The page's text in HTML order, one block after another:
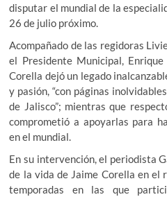
disputar el mundial de la
26 de julio próximo.
Acompañado de las regidoras
el Presidente Municipal,
Corella dejó un legado
y pasión, “con páginas
de Jalisco”; mientras que
comprometió a apoyarlas para
en el mundial.
En su intervención, el periodista
de la vida de Jaime Corella en el
temporadas en las que